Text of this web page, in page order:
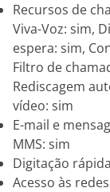
Recursos de
Viva-Voz: sim,
espera: sim,
Filtro de
Rediscagem
vídeo: sim
E-mail e
MMS: sim
Digitação
Acesso às